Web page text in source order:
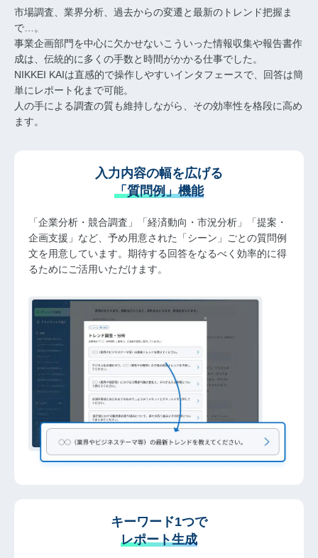
市場調査、業界分析、過去からの変遷と最新のトレンド把握ま
で…。
事業企画部門を中心に欠かせないこういった情報収集や報告書作
成は、伝統的に多くの手数と時間がかかる仕事でした。
NIKKEI KAIは直感的で操作しやすいインタフェースで、回答は簡
単にレポート化まで可能。
人の手による調査の質も維持しながら、その効率性を格段に高め
ます。
入力内容の幅を広げる
「質問例」機能
「企業分析・競合調査」「経済動向・市況分析」「提案・
企画支援」など、予め用意された「シーン」ごとの質問例
文を用意しています。期待する回答をなるべく効率的に得
るためにご活用いただけます。
キーワード1つで
レポート生成